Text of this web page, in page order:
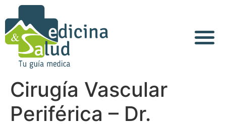
Cirugía Vascular
Periférica – Dr.